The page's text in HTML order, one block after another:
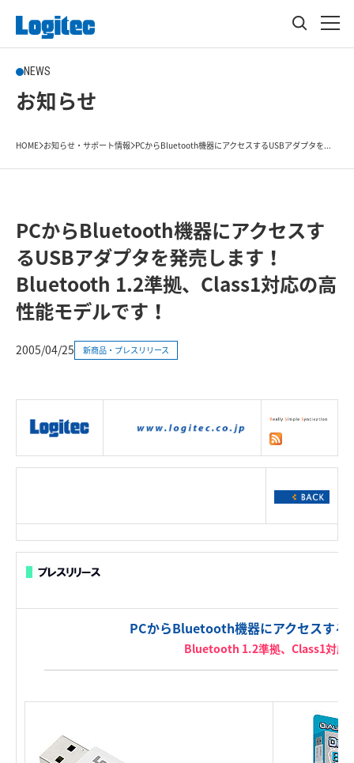
NEWS
お知らせ
HOME お知らせ・サポート情報 PCからBluetooth機器にアクセスするUSBアダプタを...
PCからBluetooth機器にアクセスす
るUSBアダプタを発売します！
Bluetooth 1.2準拠、Class1対応の高
性能モデルです！
2005/04/25 新商品・プレスリリース
PCからBluetooth機器にアクセスする
Bluetooth 1.2準拠、Class1対応